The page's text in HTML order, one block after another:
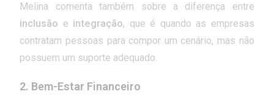
Melina comenta também sobre a diferença entre
inclusão e integração, que é quando as empresas
contratam pessoas para compor um cenário, mas não
possuem um suporte adequado.
2. Bem-Estar Financeiro